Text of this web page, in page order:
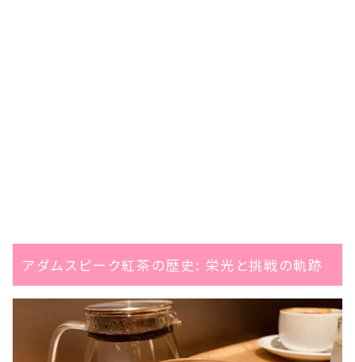
アダムスピーク紅茶の歴史: 栄光と挑戦の軌跡